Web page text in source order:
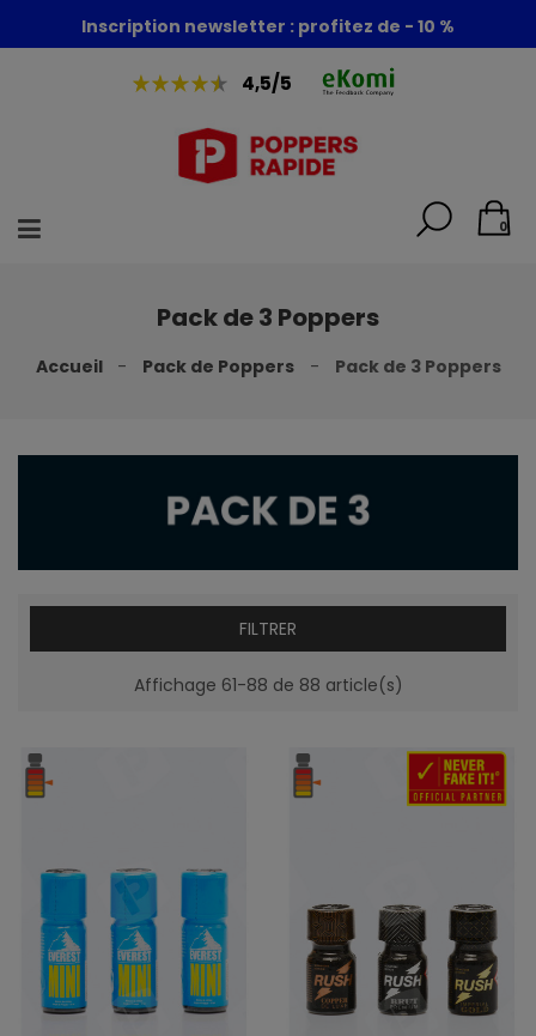
Foire aux poppers : - 30% + 1 poppers offert
4,5/5
0
Pack de 3 Poppers
Accueil Pack de Poppers Pack de 3 Poppers
FILTRER
Affichage 61-88 de 88 article(s)